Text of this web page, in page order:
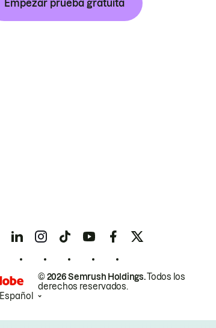
Empezar prueba gratuita
© 2026 Semrush Holdings.Todos los
derechos reservados.
Español